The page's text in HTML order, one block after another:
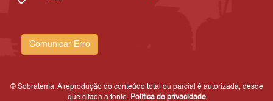
Comunicar Erro
© Sobratema. A reprodução do conteúdo total ou parcial é autorizada, desde
que citada a fonte. Política de privacidade